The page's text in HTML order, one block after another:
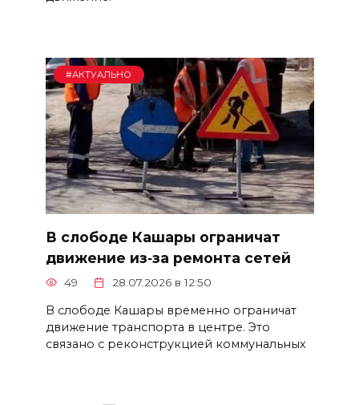
#АКТУАЛЬНО
В слободе Кашары ограничат
движение из‑за ремонта сетей
49 28.07.2026 в 12:50
В слободе Кашары временно ограничат
движение транспорта в центре. Это
связано с реконструкцией коммунальных